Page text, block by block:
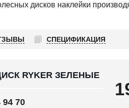
дисков наклейки
СПЕЦИФИКАЦИЯ
RYKER ЗЕЛЕНЫЕ
94 70